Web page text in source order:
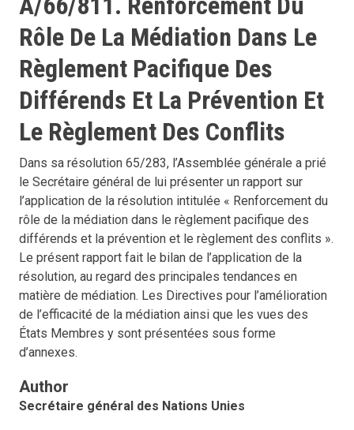
Rôle De La Médiation Dans Le
Règlement Pacifique Des
Différends Et La Prévention Et
Le Règlement Des Conflits
Dans sa résolution 65/283, l’Assemblée générale a prié
le Secrétaire général de lui présenter un rapport sur
l’application de la résolution intitulée « Renforcement du
rôle de la médiation dans le règlement pacifique des
différends et la prévention et le règlement des conflits ».
Le présent rapport fait le bilan de l’application de la
résolution, au regard des principales tendances en
matière de médiation. Les Directives pour l’amélioration
de l’efficacité de la médiation ainsi que les vues des
États Membres y sont présentées sous forme
d’annexes.
Author
Secrétaire général des Nations Unies